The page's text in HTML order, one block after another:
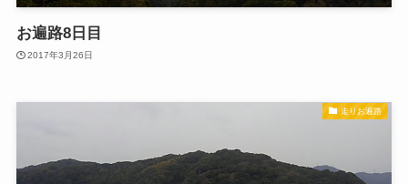
お遍路8日目
2017年3月26日
走りお遍路